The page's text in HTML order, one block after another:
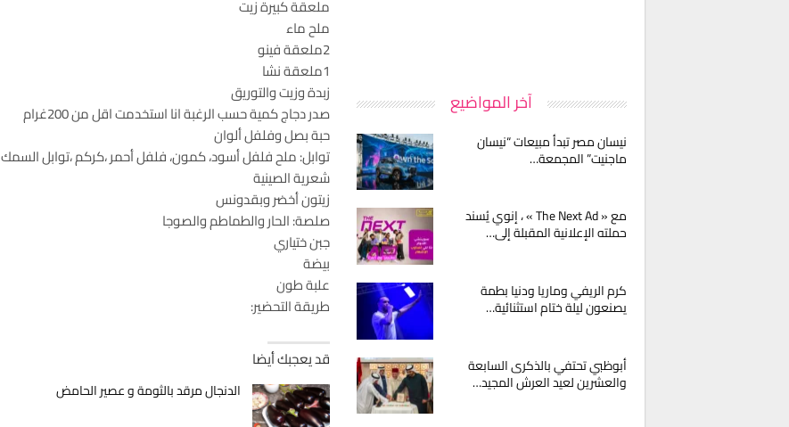
ملعقة كبيرة زيت
ملح ماء
2ملعقة فينو
1ملعقة نشا
زبدة وزيت والتوريق
صدر دجاج كمية حسب الرغبة انا استخدمت اقل من 200غرام
حبة بصل وفلفل ألوان
توابل: ملح فلفل أسود، كمون، فلفل أحمر ،كركم ،توابل السمك
شعرية الصينية
زيتون أخضر وبقدونس
صلصة: الحار والطماطم والصوجا
جبن ختياري
بيضة
علبة طون
طريقة التحضير:
قد يعجبك أيضا
الدنجال مرقد بالثومة و عصير الحامض
آخر المواضيع
نيسان مصر تبدأ مبيعات “نيسان
ماجنيت” المجمعة…
مع « The Next Ad » ، إنوي يُسند
حملته الإعلانية المقبلة إلى…
كرم الريفي وماريا ودنيا بطمة
يصنعون ليلة ختام استثنائية…
أبوظبي تحتفي بالذكرى السابعة
والعشرين لعيد العرش المجيد…